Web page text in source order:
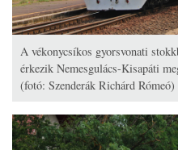
A vékonycsíkos gyorsvonati
érkezik Nemesgulács-Kisapáti
(fotó: Szenderák Richárd Rómeó)